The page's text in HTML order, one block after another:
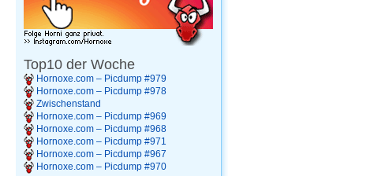
Top10 der Woche
Hornoxe.com – Picdump #979
Hornoxe.com – Picdump #978
Zwischenstand
Hornoxe.com – Picdump #969
Hornoxe.com – Picdump #968
Hornoxe.com – Picdump #971
Hornoxe.com – Picdump #967
Hornoxe.com – Picdump #970